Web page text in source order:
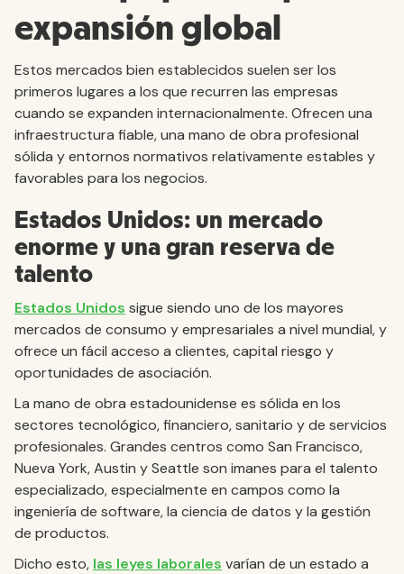
expansión global
Estos mercados bien establecidos suelen ser los
primeros lugares a los que recurren las empresas
cuando se expanden internacionalmente. Ofrecen una
infraestructura fiable, una mano de obra profesional
sólida y entornos normativos relativamente estables y
favorables para los negocios.
Estados Unidos: un mercado
enorme y una gran reserva de
talento
Estados Unidos sigue siendo uno de los mayores
mercados de consumo y empresariales a nivel mundial, y
ofrece un fácil acceso a clientes, capital riesgo y
oportunidades de asociación.
La mano de obra estadounidense es sólida en los
sectores tecnológico, financiero, sanitario y de servicios
profesionales. Grandes centros como San Francisco,
Nueva York, Austin y Seattle son imanes para el talento
especializado, especialmente en campos como la
ingeniería de software, la ciencia de datos y la gestión
de productos.
Dicho esto, las leyes laborales varían de un estado a